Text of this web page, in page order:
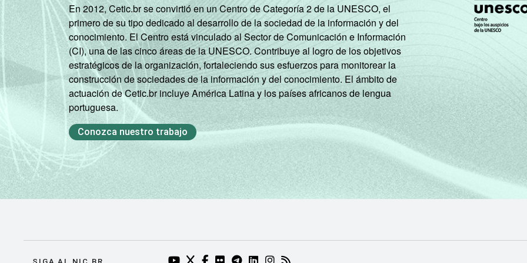
En 2012, Cetic.br se convirtió en un Centro de Categoría 2 de la UNESCO, el
primero de su tipo dedicado al desarrollo de la sociedad de la información y del
conocimiento. El Centro está vinculado al Sector de Comunicación e Información
(CI), una de las cinco áreas de la UNESCO. Contribuye al logro de los objetivos
estratégicos de la organización, fortaleciendo sus esfuerzos para monitorear la
construcción de sociedades de la información y del conocimiento. El ámbito de
actuación de Cetic.br incluye América Latina y los países africanos de lengua
portuguesa.
Conozca nuestro trabajo
YOUTUBE DO NIC.BR (ABRE EM NOVA ABA)
TWITTER DO NIC.BR (ABRE EM NOVA ABA)
FACEBOOK DO NIC.BR (ABRE EM NOVA ABA)
FLICKR DO NIC.BR (ABRE EM NOVA ABA)
TELEGRAM DO NIC.BR (ABRE EM NOVA ABA)
LINKEDIN DO NIC.BR (ABRE EM NOVA ABA)
INSTAGRAM DO NIC.BR (ABRE EM NOVA ABA)
RSS DO NIC.BR (ABRE EM NOVA ABA)